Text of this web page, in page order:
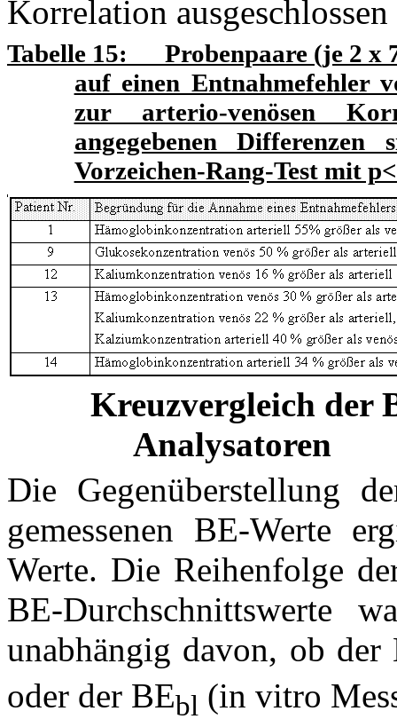
Korrelation
Tabelle 15: Probenpaare (je 2 x 7
auf einen Entnahmefehler
zur arterio-venösen
angegebenen
Vorzeichen-Rang-Test mit
Kreuzvergleich der
Analysatoren
Die Gegenüberstellung
gemessenen BE-Werte
Werte. Die Reihenfolge
BE-Durchschnittswerte
unabhängig davon, ob der
oder der BEbl (in vitro